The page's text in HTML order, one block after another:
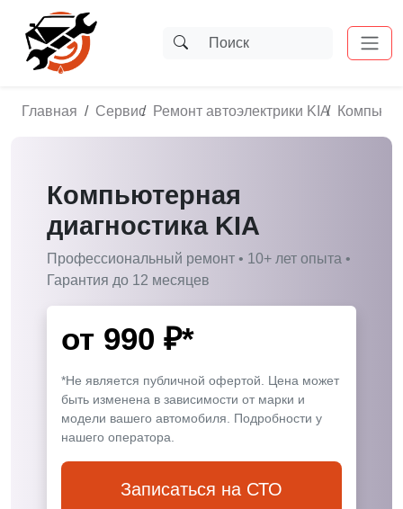
Главная Сервис Ремонт автоэлектрики KIA
Компьютерная
диагностика KIA
Профессиональный ремонт • 10+ лет опыта •
Гарантия до 12 месяцев
от 990 ₽*
*Не является публичной офертой. Цена может
быть изменена в зависимости от марки и
модели вашего автомобиля. Подробности у
нашего оператора.
Записаться на СТО